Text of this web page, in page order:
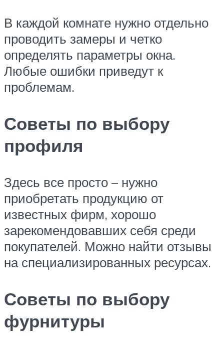
В каждой комнате нужно отдельно
проводить замеры и четко
определять параметры окна.
Любые ошибки приведут к
проблемам.
Советы по выбору
профиля
Здесь все просто – нужно
приобретать продукцию от
известных фирм, хорошо
зарекомендовавших себя среди
покупателей. Можно найти отзывы
на специализированных ресурсах.
Советы по выбору
фурнитуры